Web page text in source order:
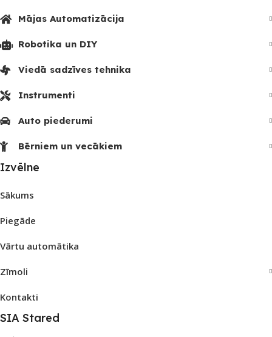
Mājas Automatizācija
Robotika un DIY
Viedā sadzīves tehnika
Instrumenti
Auto piederumi
Bērniem un vecākiem
Izvēlne
Sākums
Piegāde
Vārtu automātika
Zīmoli
Kontakti
SIA Stared